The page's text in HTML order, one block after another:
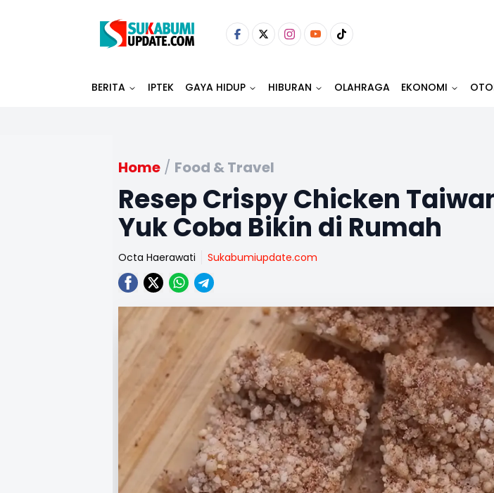
BERITA IPTEK GAYA HIDUP HIBURAN OLAHRAGA EKONOMI
Home / Food & Travel
Resep Crispy Chicken
Yuk Coba Bikin di Rumah
Octa Haerawati Sukabumiupdate.com